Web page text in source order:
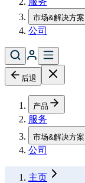
市场&解决方案
公司
后退
产品
服务
市场&解决方案
公司
主页